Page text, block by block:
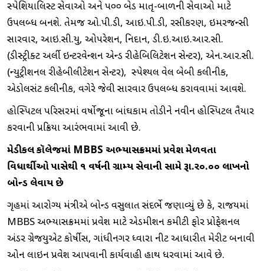
સ્પેશિયાલિસ્ટ સેવાઓ અને ૫૦૦ બેડ માતૃ-બાળની સેવાઓ માટે
ઉપલબ્ધ બનશે. તેમજ ઓ.પી.ડી, આઇ.પી.ડી, રસીકરણ, ઇમરજન્સી
સારવાર, આઇ.સી.યુ, ઓપરેશન, નિદાન, ડી.ઇ.આઇ.આર.સી.
(ડીસ્ટ્રીક્ટ અર્લી ઇન્ટરવેન્શન એન્ડ રીહેબિલિટેશન સેન્ટર), એન.આર.સી.
(ન્યુટ્રીશનલ રીહેબીલીટેશન સેન્ટર), સ્પેશ્યલ વેલ બેબી કલીનીક,
એડોલસંટ કલીનીક, વગેરે જેવી સારવાર ઉપલબ્ધ કરાવવામાં આવશે.
હોસ્પિટલ પરિસરમાં વર્ષોજૂના બાંઘકામ તોડીને નવીન હોસ્પિટલ તૈયાર
કરવાની પ્રક્રિયા આરંભવામાં આવી છે‌.
મેડીકલ કૉલેજમાં MBBS અભ્યાસક્રમમાં પ્રવેશ મેળવતા
વિધાર્થીઓ પાસેથી ૧ વર્ષની ગ્રામ્ય સેવાની સામે રૂા.ર૦.૦૦ લાખનો
બોન્ડ લેવાય છે
ગૃહમાં આરોગ્ય મંત્રીએ બોન્ડ વસુલાત સંદર્ભે જણાવ્યું છે કે, રાજયમાં
MBBS અભ્યાસક્રમમાં પ્રવેશ માટે એડમીશન કમીટી ફોર પ્રોફેશનલ
અંડર ગ્રેજયુએટ કોર્ષીસ, ગાંધીનગર ધ્વારા નીટ આધારીત મેરીટ બનાવી
ઓન લાઇન પ્રવેશ આપવાની કાર્યવાહી હાથ ધરવામાં આવે છે.